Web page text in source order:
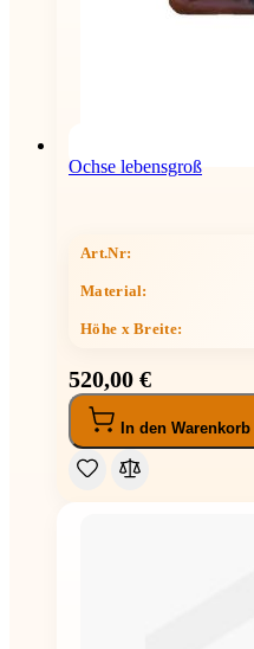
Ochse lebensgroß
Art.Nr:
Material:
Höhe x Breite:
520,00 €
In den Warenkorb